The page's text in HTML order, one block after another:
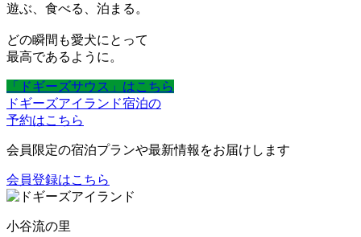
遊ぶ、食べる、泊まる。
どの瞬間も愛犬にとって
最高であるように。
「ドギーズサウス」はこちら
ドギーズアイランド宿泊の
予約はこちら
会員限定の宿泊プランや最新情報をお届けします
会員登録はこちら
小谷流の里